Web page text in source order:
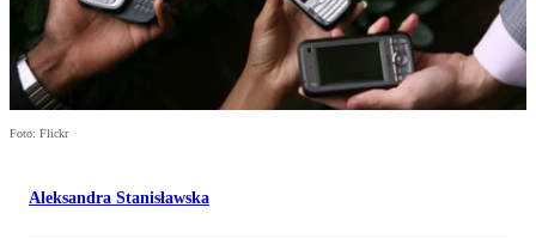
Foto: Flickr
Aleksandra Stanisławska